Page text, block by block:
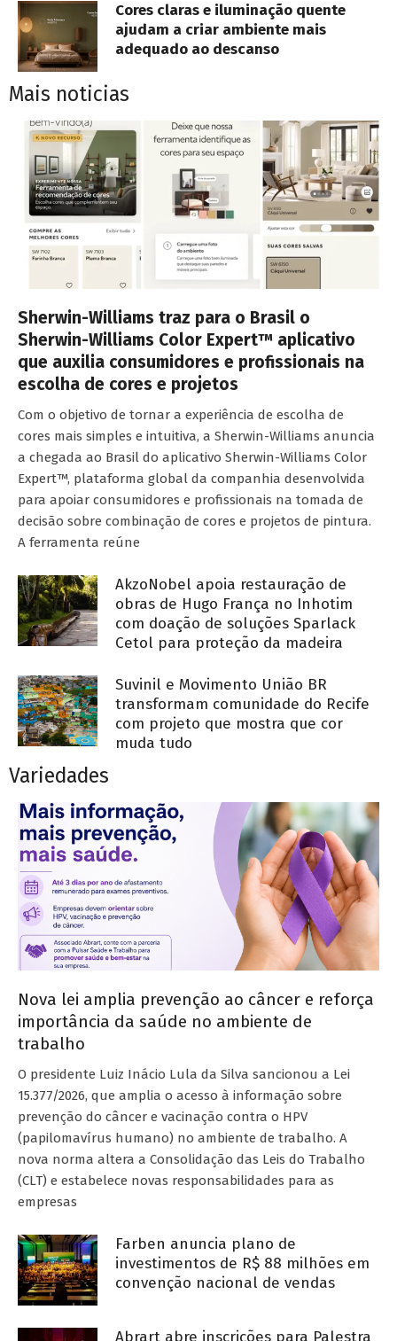
Cores claras e iluminação quente
ajudam a criar ambiente mais
adequado ao descanso
Mais noticias
Sherwin-Williams traz para o Brasil o
Sherwin-Williams Color Expert™ aplicativo
que auxilia consumidores e profissionais na
escolha de cores e projetos
Com o objetivo de tornar a experiência de escolha de
cores mais simples e intuitiva, a Sherwin-Williams anuncia
a chegada ao Brasil do aplicativo Sherwin-Williams Color
Expert™, plataforma global da companhia desenvolvida
para apoiar consumidores e profissionais na tomada de
decisão sobre combinação de cores e projetos de pintura.
A ferramenta reúne
AkzoNobel apoia restauração de
obras de Hugo França no Inhotim
com doação de soluções Sparlack
Cetol para proteção da madeira
Suvinil e Movimento União BR
transformam comunidade do Recife
com projeto que mostra que cor
muda tudo
Variedades
Nova lei amplia prevenção ao câncer e reforça
importância da saúde no ambiente de
trabalho
O presidente Luiz Inácio Lula da Silva sancionou a Lei
15.377/2026, que amplia o acesso à informação sobre
prevenção do câncer e vacinação contra o HPV
(papilomavírus humano) no ambiente de trabalho. A
nova norma altera a Consolidação das Leis do Trabalho
(CLT) e estabelece novas responsabilidades para as
empresas
Farben anuncia plano de
investimentos de R$ 88 milhões em
convenção nacional de vendas